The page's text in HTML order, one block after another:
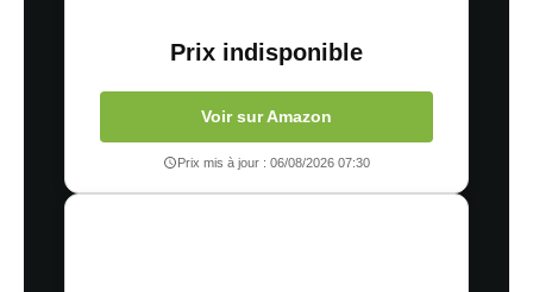
Prix indisponible
Voir sur Amazon
Prix mis à jour : 06/08/2026 07:30